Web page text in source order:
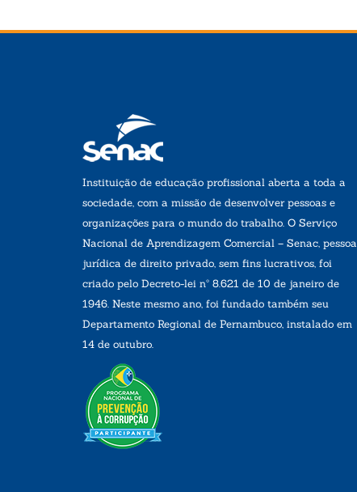
Instituição de educação profissional aberta a toda a
sociedade, com a missão de desenvolver pessoas e
organizações para o mundo do trabalho. O Serviço
Nacional de Aprendizagem Comercial – Senac, pessoa
jurídica de direito privado, sem fins lucrativos, foi
criado pelo Decreto-lei nº 8.621 de 10 de janeiro de
1946. Neste mesmo ano, foi fundado também seu
Departamento Regional de Pernambuco, instalado em
14 de outubro.